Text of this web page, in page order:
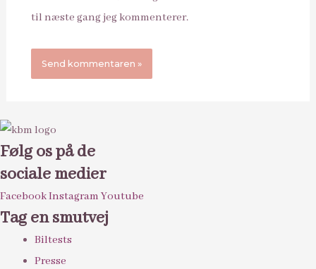
til næste gang jeg kommenterer.
Følg os på de
sociale medier
FacebookInstagram Youtube
Tag en smutvej
Biltests
Presse